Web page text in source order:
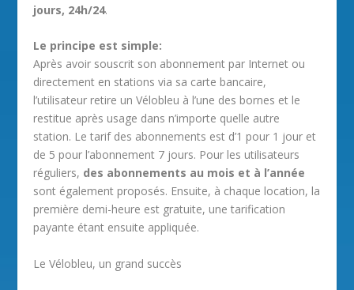
jours, 24h/24.
Le principe est simple:
Après avoir souscrit son abonnement par Internet ou
directement en stations via sa carte bancaire,
l’utilisateur retire un Vélobleu à l’une des bornes et le
restitue après usage dans n’importe quelle autre
station. Le tarif des abonnements est d’1 pour 1 jour et
de 5 pour l’abonnement 7 jours. Pour les utilisateurs
réguliers, des abonnements au mois et à l’année
sont également proposés. Ensuite, à chaque location, la
première demi-heure est gratuite, une tarification
payante étant ensuite appliquée.
Le Vélobleu, un grand succès